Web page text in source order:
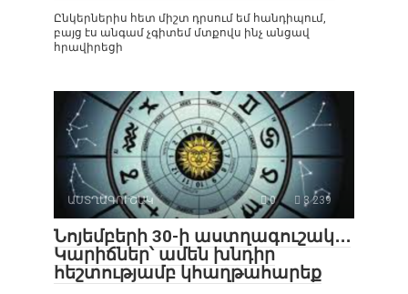
Ընկերներիս հետ միշտ դրսում եմ հանդիպում,
բայց էս անգամ չգիտեմ մտքովս ինչ անցավ
հրավիրեցի
ԱՍՏՂԱԳՈՒՇԱԿ 0 3 239
Նոյեմբերի 30-ի աստղագուշակ․․․
Կարիճներ՝ ամեն խնդիր
հեշտությամբ կհաղթահարեք